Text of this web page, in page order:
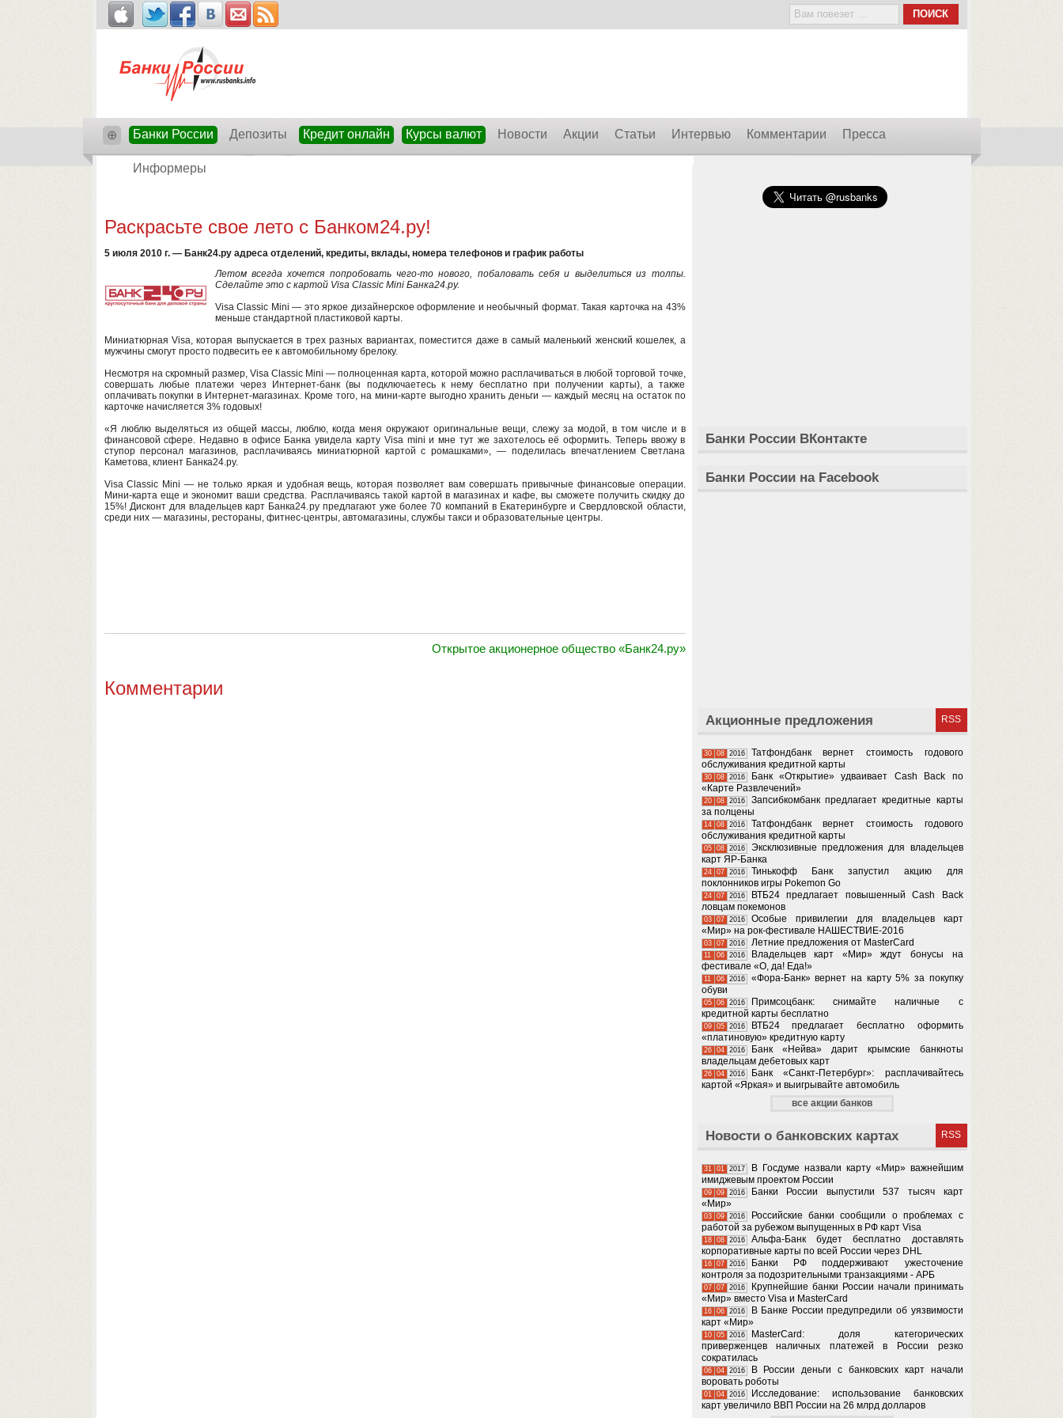
⊕ Банки России Депозиты Кредит онлайн Курсы валют Новости Акции Статьи Интервью Комментарии Пресса
Информеры
Раскрасьте свое лето с Банком24.ру!
5 июля 2010 г. — Банк24.ру адреса отделений, кредиты, вклады, номера телефонов и график работы
Летом всегда хочется попробовать чего-то нового, побаловать себя и выделиться из толпы.
Сделайте это с картой Visa Classic Mini Банка24.ру.
Visa Classic Mini — это яркое дизайнерское оформление и необычный формат. Такая карточка на 43%
меньше стандартной пластиковой карты.
Миниатюрная Visa, которая выпускается в трех разных вариантах, поместится даже в самый маленький женский кошелек, а
мужчины смогут просто подвесить ее к автомобильному брелоку.
Несмотря на скромный размер, Visa Classic Mini — полноценная карта, которой можно расплачиваться в любой торговой точке,
совершать любые платежи через Интернет-банк (вы подключаетесь к нему бесплатно при получении карты), а также
оплачивать покупки в Интернет-магазинах. Кроме того, на мини-карте выгодно хранить деньги — каждый месяц на остаток по
карточке начисляется 3% годовых!
«Я люблю выделяться из общей массы, люблю, когда меня окружают оригинальные вещи, слежу за модой, в том числе и в
финансовой сфере. Недавно в офисе Банка увидела карту Visa mini и мне тут же захотелось её оформить. Теперь ввожу в
ступор персонал магазинов, расплачиваясь миниатюрной картой с ромашками», — поделилась впечатлением Светлана
Каметова, клиент Банка24.ру.
Visa Classic Mini — не только яркая и удобная вещь, которая позволяет вам совершать привычные финансовые операции.
Мини-карта еще и экономит ваши средства. Расплачиваясь такой картой в магазинах и кафе, вы сможете получить скидку до
15%! Дисконт для владельцев карт Банка24.ру предлагают уже более 70 компаний в Екатеринбурге и Свердловской области,
среди них — магазины, рестораны, фитнес-центры, автомагазины, службы такси и образовательные центры.
Открытое акционерное общество «Банк24.ру»
Комментарии
Банки России ВКонтакте
Банки России на Facebook
Акционные предложения RSS
30 08 2016
Татфондбанк вернет стоимость годового
обслуживания кредитной карты
30 08 2016
Банк «Открытие» удваивает Cash Back по
«Карте Развлечений»
20 08 2016
Запсибкомбанк предлагает кредитные карты
за полцены
14 08 2016
Татфондбанк вернет стоимость годового
обслуживания кредитной карты
05 08 2016
Эксклюзивные предложения для владельцев
карт ЯР-Банка
24 07 2016
Тинькофф Банк запустил акцию для
поклонников игры Pokemon Go
24 07 2016
ВТБ24 предлагает повышенный Cash Back
ловцам покемонов
03 07 2016
Особые привилегии для владельцев карт
«Мир» на рок-фестивале НАШЕСТВИЕ-2016
03 07 2016 Летние предложения от MasterCard
11 06 2016
Владельцев карт «Мир» ждут бонусы на
фестивале «О, да! Еда!»
11 06 2016
«Фора-Банк» вернет на карту 5% за покупку
обуви
05 06 2016
Примсоцбанк: снимайте наличные с
кредитной карты бесплатно
09 05 2016
ВТБ24 предлагает бесплатно оформить
«платиновую» кредитную карту
26 04 2016
Банк «Нейва» дарит крымские банкноты
владельцам дебетовых карт
26 04 2016
Банк «Санкт-Петербург»: расплачивайтесь
картой «Яркая» и выигрывайте автомобиль
все акции банков
Новости о банковских картах RSS
31 01 2017
В Госдуме назвали карту «Мир» важнейшим
имиджевым проектом России
09 09 2016
Банки России выпустили 537 тысяч карт
«Мир»
03 09 2016
Российские банки сообщили о проблемах с
работой за рубежом выпущенных в РФ карт Visa
18 08 2016
Альфа-Банк будет бесплатно доставлять
корпоративные карты по всей России через DHL
16 07 2016
Банки РФ поддерживают ужесточение
контроля за подозрительными транзакциями - АРБ
07 07 2016
Крупнейшие банки России начали принимать
«Мир» вместо Visa и MasterCard
16 06 2016
В Банке России предупредили об уязвимости
карт «Мир»
10 05 2016
MasterCard: доля категорических
приверженцев наличных платежей в России резко
сократилась
06 04 2016
В России деньги с банковских карт начали
воровать роботы
01 04 2016
Исследование: использование банковских
карт увеличило ВВП России на 26 млрд долларов